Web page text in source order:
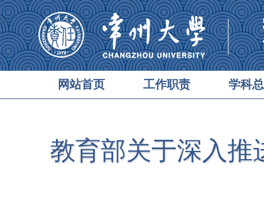
网站首页 工作职责 学科
教育部关于深入推